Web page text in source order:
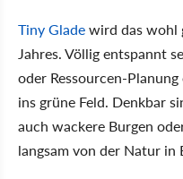
Tiny Gladewird das wohl
Jahres. Völlig entspannt
oder Ressourcen-
ins grüne Feld. Denkbar
auch wackere Burgen
langsam von der Natur in